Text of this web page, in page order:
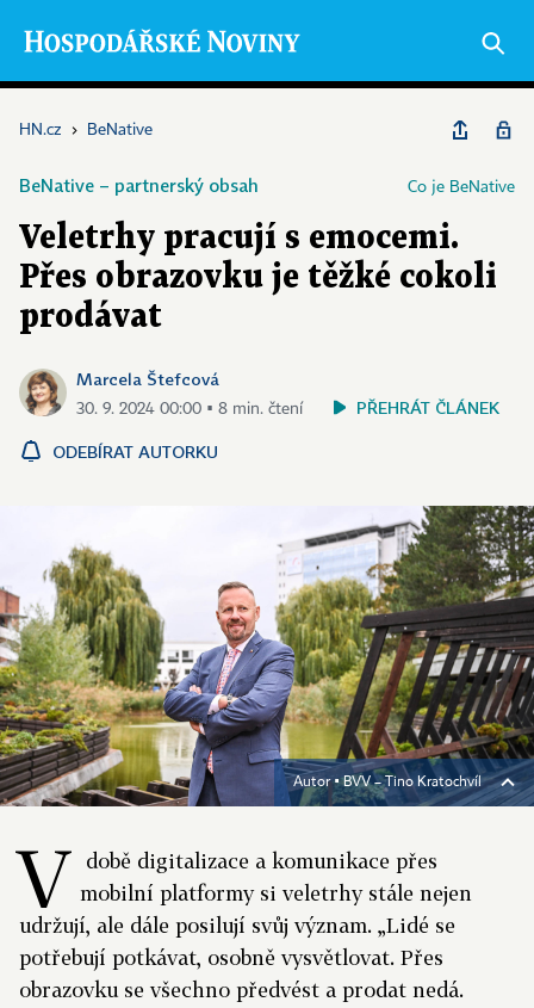
HN.cz › BeNative
BeNative – partnerský obsah Co je BeNative
Veletrhy pracují s emocemi.
Přes obrazovku je těžké cokoli
prodávat
Marcela Štefcová
30. 9. 2024 00:00 ▪ 8 min. čtení PŘEHRÁT ČLÁNEK
ODEBÍRAT AUTORKU
Autor ▪BVV – Tino Kratochvíl
V
době digitalizace a komunikace přes
mobilní platformy si veletrhy stále nejen
udržují, ale dále posilují svůj význam. „Lidé se
potřebují potkávat, osobně vysvětlovat. Přes
obrazovku se všechno předvést a prodat nedá.